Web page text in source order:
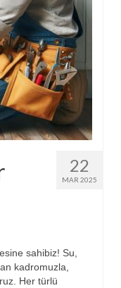
22
MAR 2025
sahibiz! Su,
kadromuzla,
Her türlü